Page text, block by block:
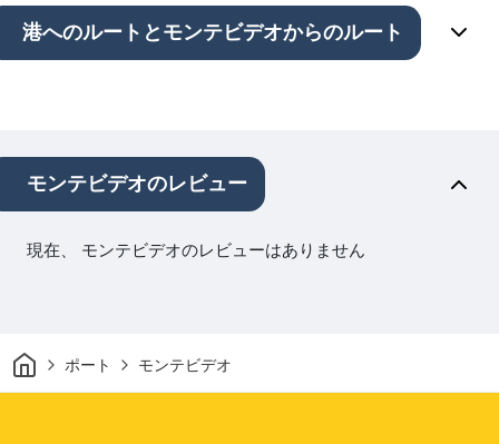
港へのルートとモンテビデオからのルート
モンテビデオのレビュー
現在、 モンテビデオのレビューはありません
家 ポート モンテビデオ